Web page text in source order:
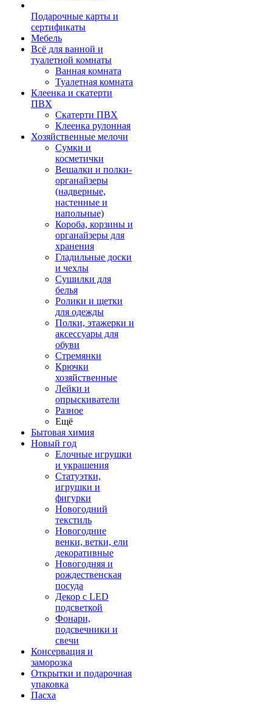
Подарочные карты и
сертификаты
Мебель
Всё для ванной и
туалетной комнаты
Ванная комната
Туалетная комната
Клеенка и скатерти
ПВХ
Скатерти ПВХ
Клеенка рулонная
Хозяйственные мелочи
Сумки и
косметички
Вешалки и полки-
органайзеры
(надверные,
настенные и
напольные)
Короба, корзины и
органайзеры для
хранения
Гладильные доски
и чехлы
Сушилки для
белья
Ролики и щетки
для одежды
Полки, этажерки и
аксессуары для
обуви
Стремянки
Крючки
хозяйственные
Лейки и
опрыскиватели
Разное
Ещё
Бытовая химия
Новый год
Елочные игрушки
и украшения
Статуэтки,
игрушки и
фигурки
Новогодний
текстиль
Новогодние
венки, ветки, ели
декоративные
Новогодняя и
рождественская
посуда
Декор с LED
подсветкой
Фонари,
подсвечники и
свечи
Консервация и
заморозка
Открытки и подарочная
упаковка
Пасха